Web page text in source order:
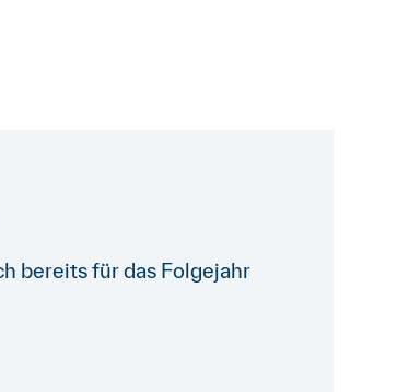
bereits für das Folgejahr